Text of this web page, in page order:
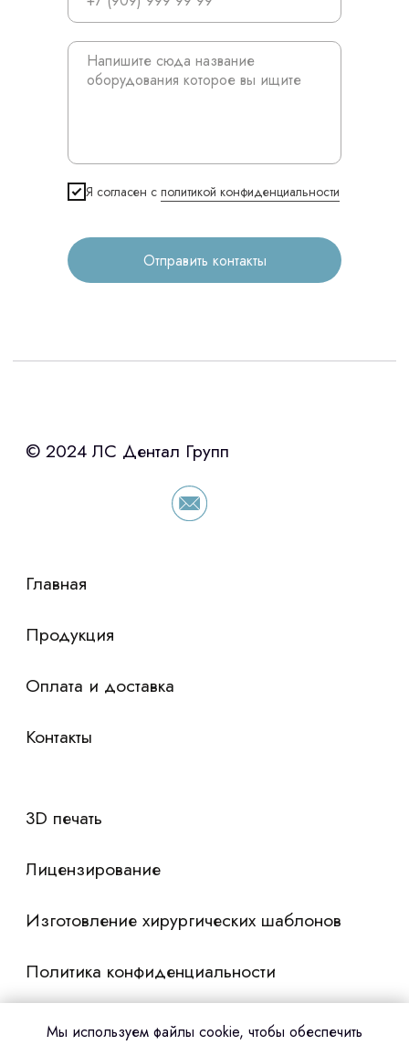
Я согласен с политикой конфиденциальности
Отправить контакты
© 2024 ЛС Дентал Групп
сделано
Продукция
Оплата и доставка
stasicus
Мы используем файлы cookie, чтобы обеспечить